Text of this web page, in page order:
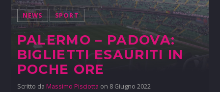
NEWS SPORT
PALERMO – PADOVA:
BIGLIETTI ESAURITI IN
POCHE ORE
Scritto da Massimo Pisciotta on 8 Giugno 2022